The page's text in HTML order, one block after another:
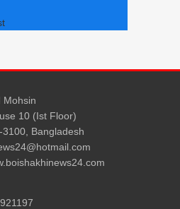
Mohsin
10 (Ist Floor)
Bangladesh